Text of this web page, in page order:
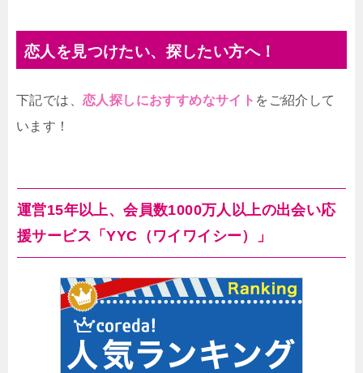
恋人を見つけたい、探したい方へ！
下記では、 恋人探しにおすすめなサイト をご紹介して
います！
運営15年以上、会員数1000万人以上の出会い応
援サービス「YYC（ワイワイシー）」